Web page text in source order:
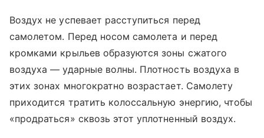
Воздух не успевает расступиться перед
самолетом. Перед носом самолета и перед
кромками крыльев образуются зоны сжатого
воздуха — ударные волны. Плотность воздуха в
этих зонах многократно возрастает. Самолету
приходится тратить колоссальную энергию, чтобы
«продраться» сквозь этот уплотненный воздух.